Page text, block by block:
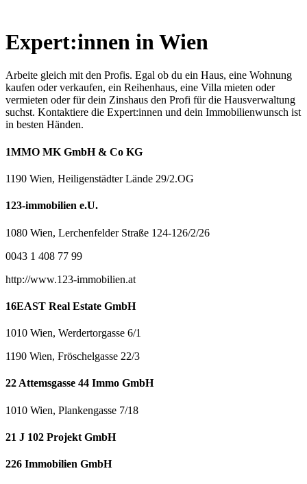
Expert:innen in Wien
Arbeite gleich mit den Profis. Egal ob du ein Haus, eine Wohnung
kaufen oder verkaufen, ein Reihenhaus, eine Villa mieten oder
vermieten oder für dein Zinshaus den Profi für die Hausverwaltung
suchst. Kontaktiere die Expert:innen und dein Immobilienwunsch ist
in besten Händen.
1MMO MK GmbH & Co KG
1190 Wien, Heiligenstädter Lände 29/2.OG
123-immobilien e.U.
1080 Wien, Lerchenfelder Straße 124-126/2/26
0043 1 408 77 99
http://www.123-immobilien.at
16EAST Real Estate GmbH
1010 Wien, Werdertorgasse 6/1
1190 Wien, Fröschelgasse 22/3
22 Attemsgasse 44 Immo GmbH
1010 Wien, Plankengasse 7/18
21 J 102 Projekt GmbH
226 Immobilien GmbH